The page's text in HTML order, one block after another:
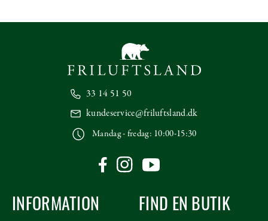
33 14 51 50
kundeservice@friluftsland.dk
Mandag - fredag: 10:00-15:30
INFORMATION FIND EN BUTIK